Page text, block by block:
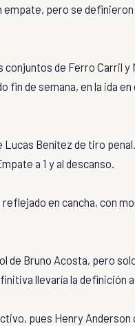
pero se
de Ferro Carril
fin de semana, en la ida
Benítez de tiro
a 1 y al descanso.
en cancha, con
de Bruno Acosta, pero
llevaría la definición
pues Henry